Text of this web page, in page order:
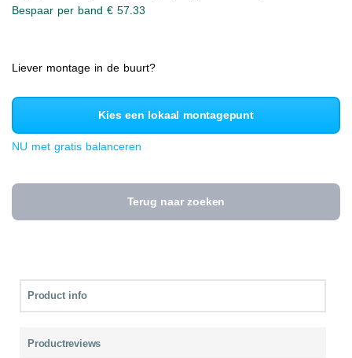
Bespaar per band € 57.33
Liever montage in de buurt?
Kies een lokaal montagepunt
NU met gratis balanceren
Terug naar zoeken
Product info
Productreviews